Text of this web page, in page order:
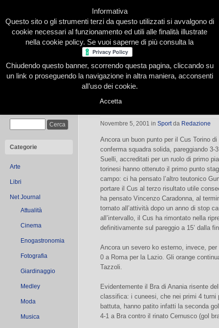
Home Presentazione Redazione Le nostre firme
Categorie
Arte
Libri
Net Journal
Attualità
Cinema
Enogastronomia
Fotografia
Giardinaggio
Medley
Moda
Musica
Hockey prato – Serie A1
Novembre 5, 2001 in Sportda Redazione
Ancora un buon punto per il Cus Torino
conferma squadra solida, pareggiando
Suelli, accreditati per un ruolo di primo
torinesi hanno ottenuto il primo punto
campo: ci ha pensato l’altro teutonico
portare il Cus al terzo risultato utile
ha pensato Vincenzo Caradonna, al
tornato all’attività dopo un anno di stop
all’intervallo, il Cus ha rimontato nella
definitivamente sul pareggio a 15’ dalla
Ancora un severo ko esterno, invece,
0 a Roma per la Lazio. Gli orange
Tazzoli.
Evidentemente il Bra di Anania risente
classifica: i cuneesi, che nei primi 4 turni
battuta, hanno patito infatti la seconda
4-1 a Bra contro il rinato Cernusco (gol
Informativa
Questo sito o gli strumenti terzi da questo utilizzati si avvalgono di
cookie necessari al funzionamento ed utili alle finalità illustrate
nella cookie policy. Se vuoi saperne di più consulta la
Chiudendo questo banner, scorrendo questa pagina, cliccando su
un link o proseguendo la navigazione in altra maniera, acconsenti
all’uso dei cookie.
Accetta